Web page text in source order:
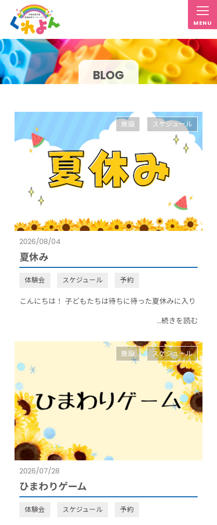
BLOG
2026/08/04
夏休み
施設 スケジュール
体験会 スケジュール 予約
こんにちは！ 子どもたちは待ちに待った夏休みに入り
...続きを読む
2026/07/28
ひまわりゲーム
施設 スケジュール
体験会 スケジュール 予約